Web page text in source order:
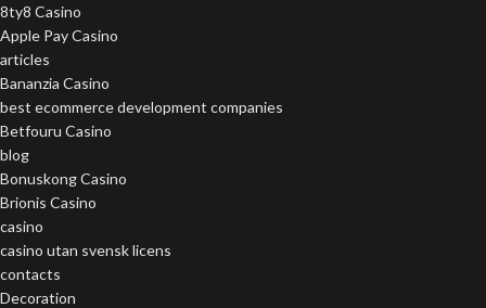
8ty8 Casino
Apple Pay Casino
articles
Bananzia Casino
best ecommerce development companies
Betfouru Casino
blog
Bonuskong Casino
Brionis Casino
casino
casino utan svensk licens
contacts
Decoration